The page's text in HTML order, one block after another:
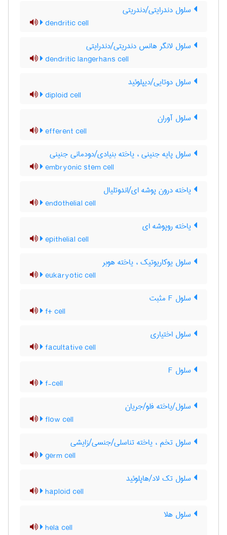
سلول دندرایتی/دندریتی
dendritic cell
سلول لانگر هانس دندریتی/دندرایتی
dendritic langerhans cell
سلول دوتایی/دیپلوئید
diploid cell
سلول آوران
efferent cell
سلول پایه جنینی ، یاخته بنیادی/دودمانی جنینی
embryonic stem cell
یاخته درون پوشه ای/اندوتلیال
endothelial cell
یاخته روپوشه ای
epithelial cell
سلول یوکاریوتیک ، یاخته هوبر
eukaryotic cell
سلول F مثبت
f+ cell
سلول اختیاری
facultative cell
سلول F
f-cell
سلول/یاخته فلو/جریان
flow cell
سلول تخم ، یاخته تناسلی/جنسی/زایشی
germ cell
سلول تک لاد/هاپلوئید
haploid cell
سلول هلا
hela cell